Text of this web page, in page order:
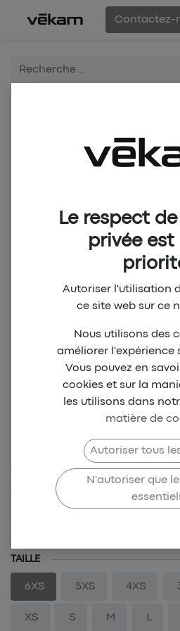
Contactez-
BCD New
Jersey - Vert
SKU-BCD-0036
TAILLE
6XS 5XS 4XS
XS S M L
Le respect
privée est
Autoriser l'utilisation
ce site web sur ce
Nous utilisons des
améliorer l'expérience
Vous pouvez en
cookies et sur la
les utilisons dans
matière de
Autoriser tous
N'autoriser que